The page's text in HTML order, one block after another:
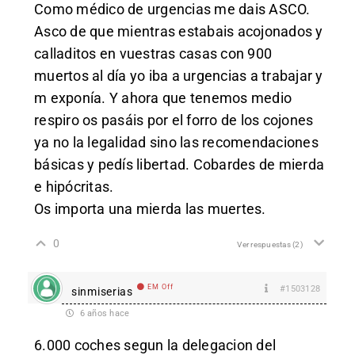
Como médico de urgencias me dais ASCO.
Asco de que mientras estabais acojonados y
calladitos en vuestras casas con 900
muertos al día yo iba a urgencias a trabajar y
m exponía. Y ahora que tenemos medio
respiro os pasáis por el forro de los cojones
ya no la legalidad sino las recomendaciones
básicas y pedís libertad. Cobardes de mierda
e hipócritas.
Os importa una mierda las muertes.
0 Ver respuestas(2)
sinmiserias EM Off #1503128
6 años hace
6.000 coches segun la delegacion del